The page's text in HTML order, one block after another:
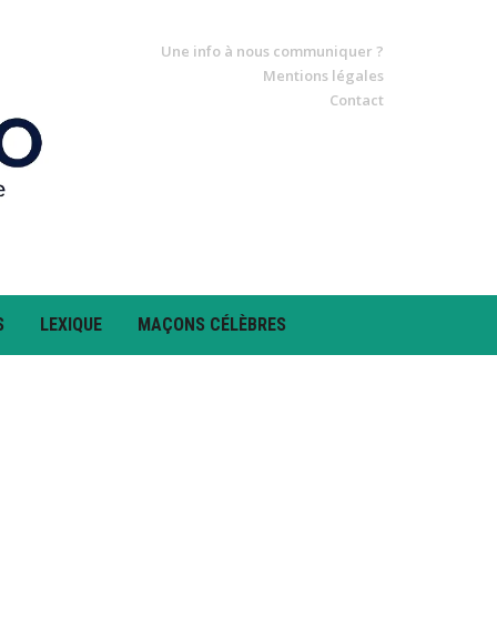
Une info à nous communiquer ?
Mentions légales
Contact
LEXIQUE MAÇONS CÉLÈBRES